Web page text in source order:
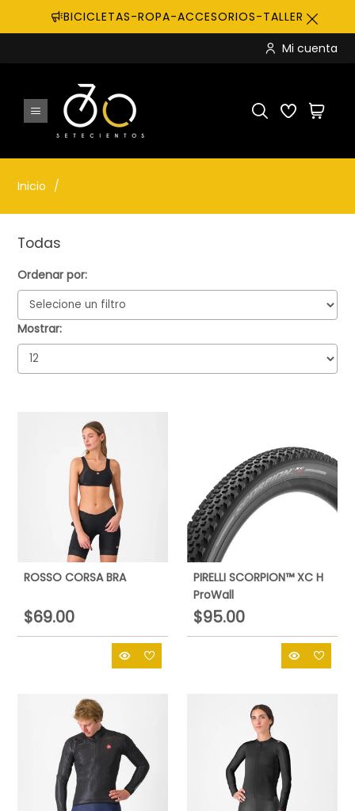
BICICLETAS-ROPA-ACCESORIOS-TALLER
Mi cuenta
Inicio
Todas
Ordenar por:
Mostrar:
ROSSO CORSA BRA
$69.00
PIRELLI SCORPION™ XC H
ProWall
$95.00